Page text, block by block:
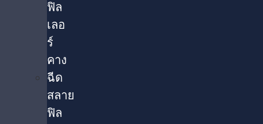
ฟิล
เลอ
ร์
คาง
ฉีด
สลาย
ฟิล